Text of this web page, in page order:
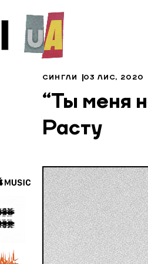
СИНГЛИ 03 ЛИС, 2020
“Ты меня
Расту